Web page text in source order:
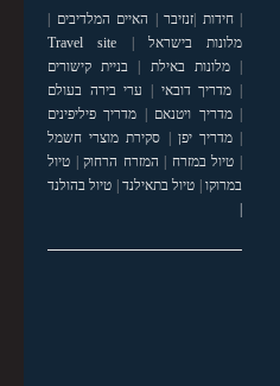
|חידות זנזיבר האיים המלדיבים
מלונות בישראל
Travel site
|מלונות באילת
בניית קישורים
מדריך דובאי
ערי בירה בעולם
|מדריך ויטנאם
מדריך פיליפינים
|מדריך יפן
סקירת מוצרי חשמל
טיול במזרח המזרח הרחוק| טיול
במרוקו| טיול בתאילנד| טיול בהולנד